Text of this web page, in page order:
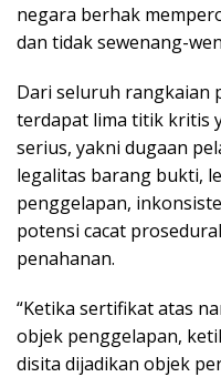
negara berhak
dan tidak sewenang-
Dari seluruh rangkaian
terdapat lima titik kritis
serius, yakni dugaan
legalitas barang bukti,
penggelapan,
potensi cacat
penahanan.
“Ketika sertifikat atas
objek penggelapan,
disita dijadikan objek